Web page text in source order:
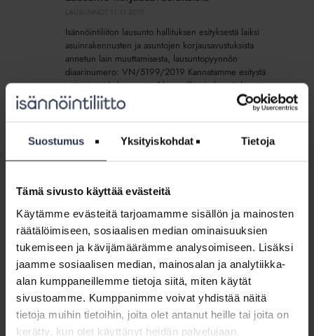
Suostumus Yksityiskohdat Tietoja
Tämä sivusto käyttää evästeitä
Käytämme evästeitä tarjoamamme sisällön ja mainosten
räätälöimiseen, sosiaalisen median ominaisuuksien
tukemiseen ja kävijämäärämme analysoimiseen. Lisäksi
jaamme sosiaalisen median, mainosalan ja analytiikka-
alan kumppaneillemme tietoja siitä, miten käytät
sivustoamme. Kumppanimme voivat yhdistää näitä
tietoja muihin tietoihin, joita olet antanut heille tai joita on
kerätty, kun olet käyttänyt heidän palvelujaan.
Isännöintiliiton lausunto hallituksen esityksestä laiksi
asuinrakennusten ja asuntojen korjausavustuksista
annetun lain muuttamisesta, lausuntopyynnön
diaarinumero: VN/5199/2019 Kannatamme esitystä
pääosin tai kokonaan, taikka meillä ei ole esityksestä...
muuttamassa
lakia.
antoi
lausunnon.
Hallitus muuttamassa korjausavustuksia
säätelevää lakia. Isännöintiliitto antoi
AJANKOHTAISTA 24.9.2019
Asuinrakennusten ja asuntojen korjausavustuksia
säätelevään lakiin suunnitellaan muutoksia. Uudistunut
laki antaisi taloyhtiöille mahdollisuuden hakea avustusta
kosteus- ja mikrobivaurioituneiden ja muutoin
sisäilmaongelmaisten asuntojen ja asuinrakennusten
kuntotutkimuksiin ja perusparannussuunnitelmiin. Tukea
on tulossa myös taloyhtiöiden energiaremontteihin.
Latauspisteavustusrahaa